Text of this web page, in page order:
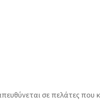
σε πελάτες που